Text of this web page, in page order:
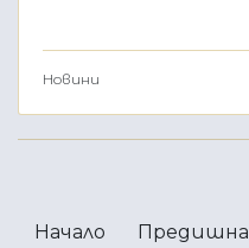
Новини
Начало Предишна